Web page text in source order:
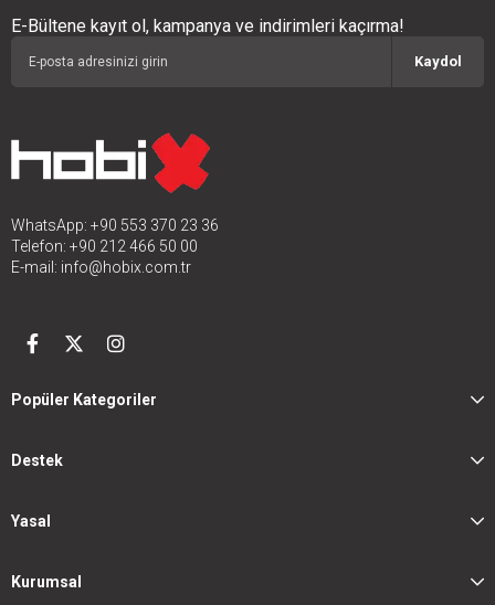
E-Bültene kayıt ol, kampanya ve indirimleri kaçırma!
Kaydol
WhatsApp: +90 553 370 23 36
Telefon: +90 212 466 50 00
E-mail: info@hobix.com.tr
Popüler Kategoriler
Destek
Yasal
Kurumsal